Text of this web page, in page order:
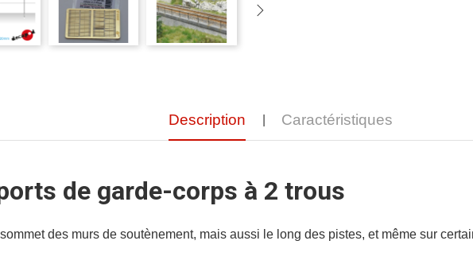
Description Caractéristiques
de garde-corps à 2 trous
des murs de soutènement, mais aussi le long des pistes, et même sur